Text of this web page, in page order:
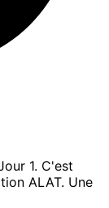
1. C'est
ALAT. Une